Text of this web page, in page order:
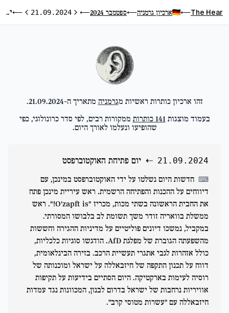
The Hear
⟵ ארכיון גרמניה⟵ספטמבר 2024 ⟵היום הקודם
21.09.2024 היום הבא
⟵ יום פתיחת האוקטוברפסט
זהו ארכיון כותרות ראשיות מגרמניה מתאריך ה-21.09.2024
.
בעמוד מוצגות141 כותרות ממקורות רבים, לפי סדר כרונולוגי, כפי
שהופיעו ונעלמו לאורך היום.
21.09.2024
⇠ יום פתיחת האוקטוברפסט
⌨ חדשות היום נשלטו על ידי האוקטוברפסט במינכן, עם
דיווחים על ההכנות והפתיחה הרשמית. ראש עיריית מינכן פתח
את החבית הראשונה בשתי מכות, מכריז "O'zapft is!". ראש
ממשלת בוואריה זודר משך תשומת לב בלבושו המסורתי.
במקביל, נמשכו דיונים פוליטיים על מדיניות ההגירה וחששות
מהשפעתה הגוברת של מפלגת AfD. הודגשו סוגיות כלכליות,
כולל אזהרות לגבי אתגרי תעשיית הרכב. בזירה הבינלאומית,
דווח על תכנון התקפה של חיזבאללה על ישראל ומוכנותה של
רוסיה לעימות בארקטיקה. היום הסתיים בידיעות על תקיפות
אוויריות נרחבות של ישראל בדרום לבנון, המכוונות נגד עמדות
חיזבאללה עם "עשרות מטוסי קרב".